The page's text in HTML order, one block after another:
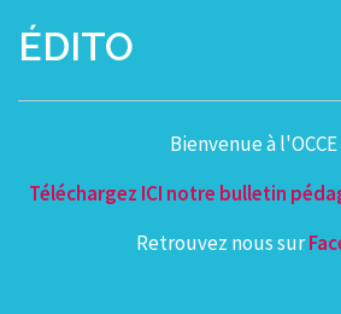
ÉDITO
Bienvenue à l'OCCE
Téléchargez ICI notre bulletin
Retrouvez nous sur